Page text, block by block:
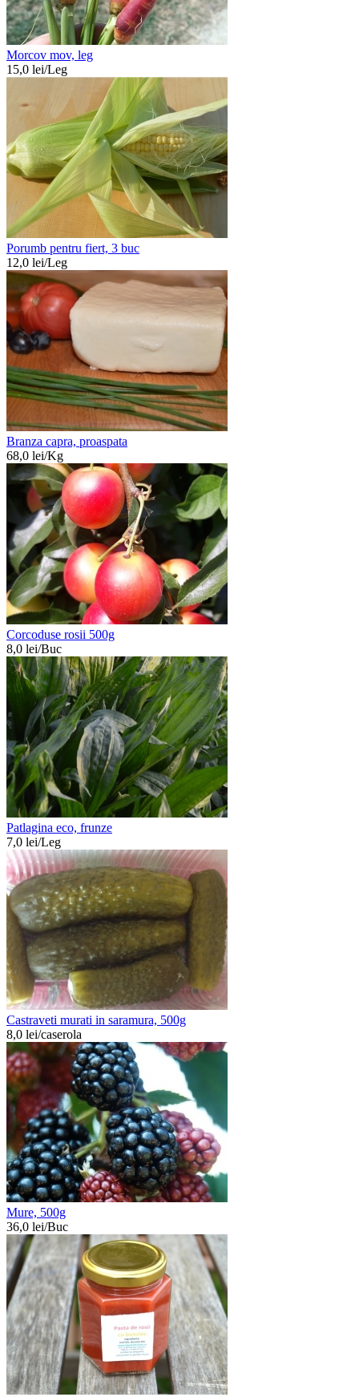
Morcov mov, leg
15,0 lei/Leg
Porumb pentru fiert, 3 buc
12,0 lei/Leg
Branza capra, proaspata
68,0 lei/Kg
Corcoduse rosii 500g
8,0 lei/Buc
Patlagina eco, frunze
7,0 lei/Leg
Castraveti murati in saramura, 500g
8,0 lei/caserola
Mure, 500g
36,0 lei/Buc